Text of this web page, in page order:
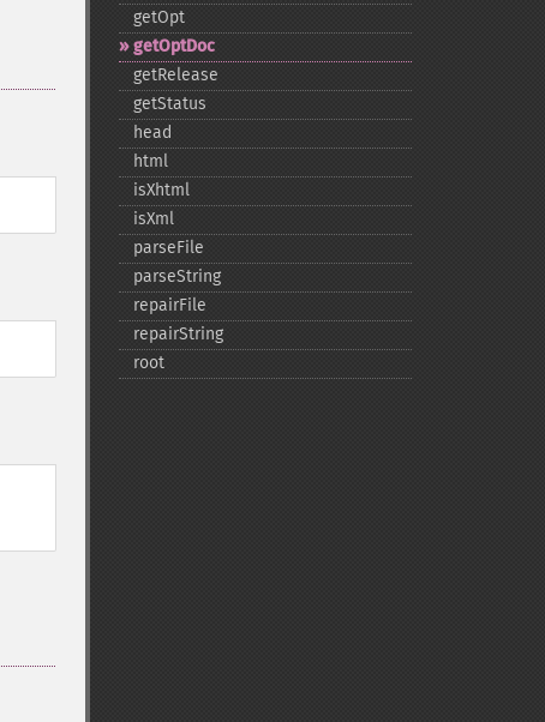
getOpt
getOptDoc
getRelease
getStatus
head
html
isXhtml
isXml
parseFile
parseString
repairFile
repairString
root